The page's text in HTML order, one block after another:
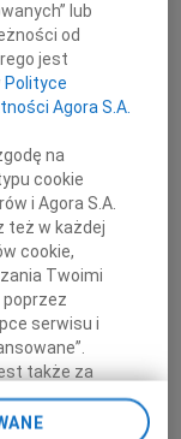
pomimo cierpienia.
odprawione zostanie
o godzinie 14.00
Salwatorskim,
spoczynku.
i wnuki
lub
od
jest
Polityce
Agora S.A.
na
cookie
i Agora S.A.
też w każdej
cookie,
Twoimi
serwisu i
także za